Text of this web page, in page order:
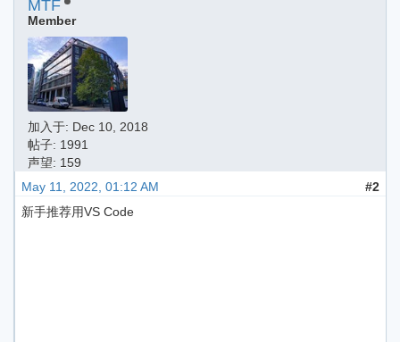
MTF
Member
加入于: Dec 10, 2018
帖子: 1991
声望: 159
May 11, 2022, 01:12 AM
#2
新手推荐用VS Code